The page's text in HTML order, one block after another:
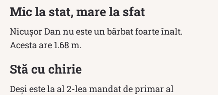
Mic la stat, mare la sfat
Nicușor Dan nu este un bărbat foarte înalt.
Acesta are 1.68 m.
Stă cu chirie
Deși este la al 2-lea mandat de primar al